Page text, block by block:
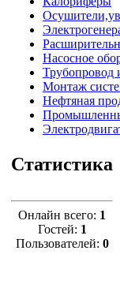
Насосное
Трубопровод
Монтаж
Нефтяная
Статистика
Онлайн всего: 1
Гостей: 1
Пользователей: 0